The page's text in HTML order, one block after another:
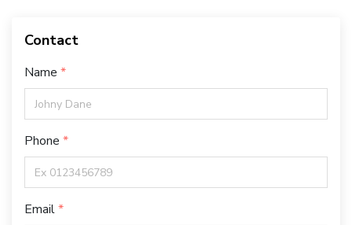
Contact
Name
Phone
Email